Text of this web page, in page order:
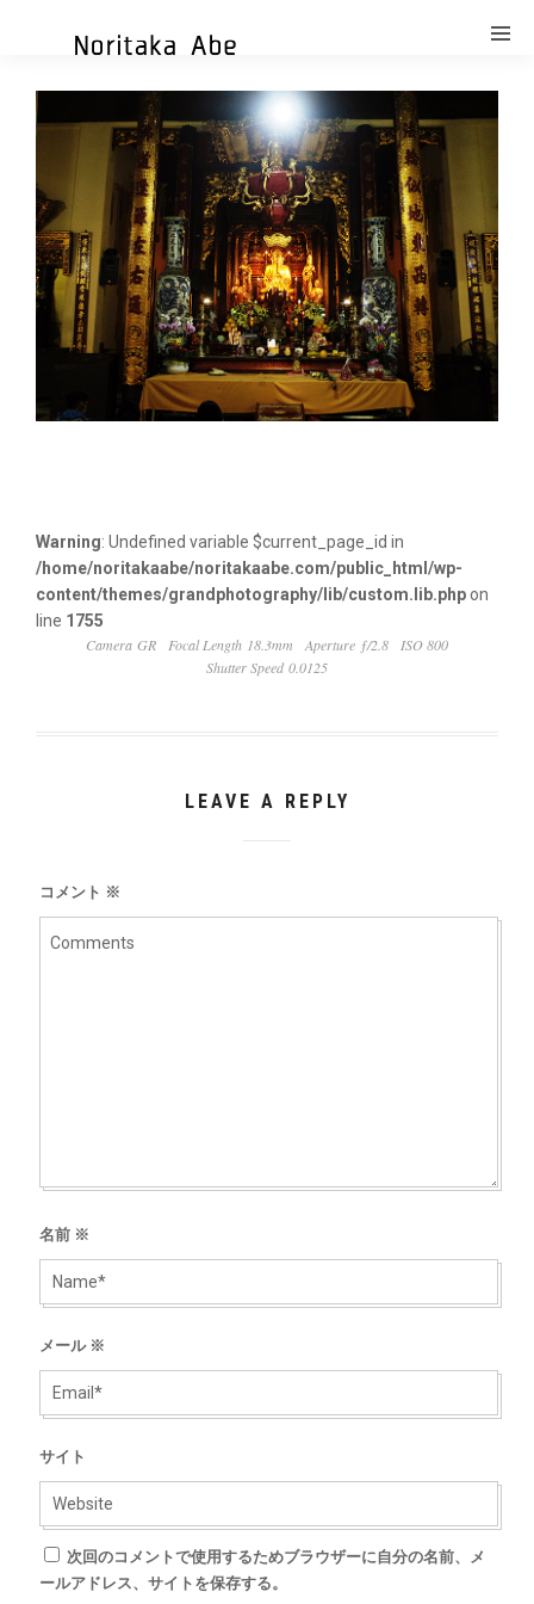
Warning: Undefined variable $current_page_id in
/home/noritakaabe/noritakaabe.com/public_html/wp-
content/themes/grandphotography/lib/custom.lib.phpon
line 1755
Camera GR
Focal Length 18.3mm Aperture ƒ/2.8
ISO 800
Shutter Speed 0.0125
LEAVE A REPLY
コメント ※
名前 ※
メール ※
サイト
次回のコメントで使用するためブラウザーに自分の名前、メ
ールアドレス、サイトを保存する。